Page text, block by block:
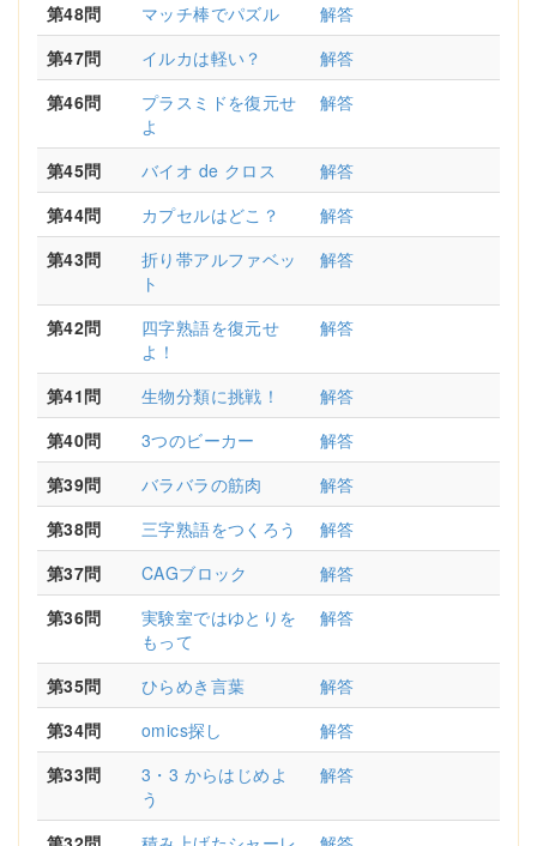
第48問
マッチ棒でパズル
解答
第47問
イルカは軽い？
解答
第46問
プラスミドを復元せ
よ
解答
第45問 バイオ de クロス
解答
第44問
カプセルはどこ？
解答
第43問
折り帯アルファベッ
ト
解答
第42問
四字熟語を復元せ
よ！
解答
第41問 生物分類に挑戦！
解答
第40問
3つのビーカー
解答
第39問
バラバラの筋肉
解答
第38問
三字熟語をつくろう
解答
第37問
CAGブロック
解答
第36問
実験室ではゆとりを
もって
解答
第35問 ひらめき言葉
解答
第34問
omics探し
解答
第33問
3・3 からはじめよ
う
解答